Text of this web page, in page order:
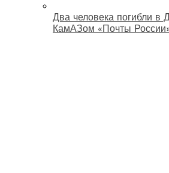
Два человека погибли в
КамАЗом «Почты